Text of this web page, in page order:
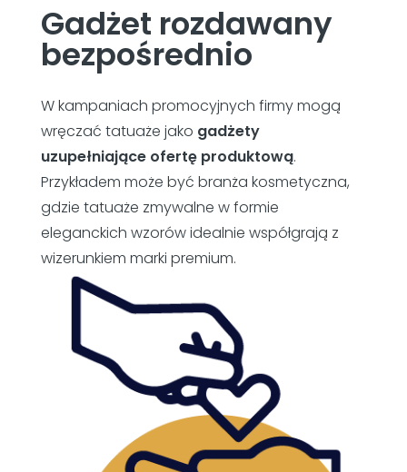
Gadżet rozdawany
bezpośrednio
W kampaniach promocyjnych firmy mogą
wręczać tatuaże jako gadżety
uzupełniające ofertę produktową.
Przykładem może być branża kosmetyczna,
gdzie tatuaże zmywalne w formie
eleganckich wzorów idealnie współgrają z
wizerunkiem marki premium.